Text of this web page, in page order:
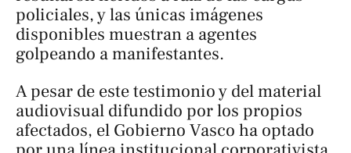
policiales, y las únicas imágenes
disponibles muestran a agentes
golpeando a manifestantes.
A pesar de este testimonio y del material
audiovisual difundido por los propios
afectados, el Gobierno Vasco ha optado